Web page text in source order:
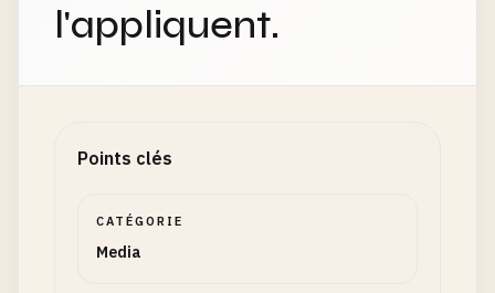
l'appliquent.
Points clés
CATÉGORIE
Media